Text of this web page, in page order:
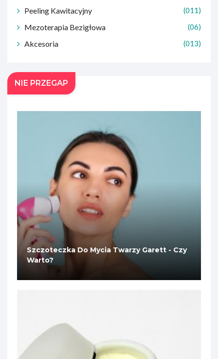
Peeling Kawitacyjny (011)
Mezoterapia Bezigłowa (06)
Akcesoria (013)
NIE PRZEGAP
Szczoteczka Do Mycia Twarzy Garett - Czy
Warto?